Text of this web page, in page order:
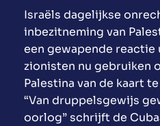
H
a
v
a
n
a
u
b
a
n
i
s
m
Israëls dagelijkse
inbezitneming van
een gewapende
zionisten nu gebruiken
Palestina van de kaart
“Van druppelsgewijs
oorlog” schrijft de